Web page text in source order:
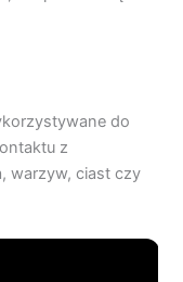
do
z
warzyw, ciast czy